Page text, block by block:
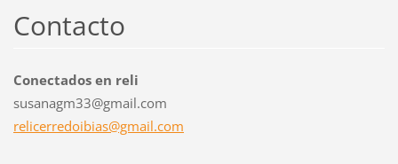
Contacto
Conectados en reli
susanagm33@gmail.com
relicerredoibias@gmail.com